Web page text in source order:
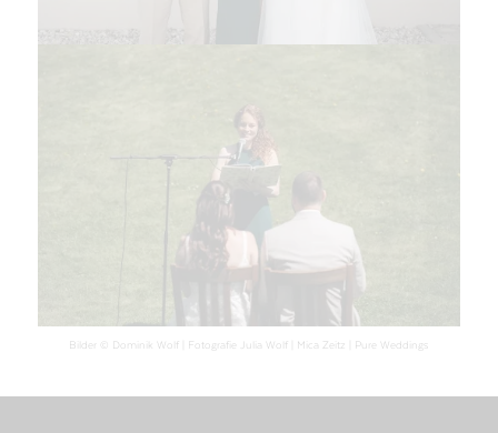
Bilder © Dominik Wolf | Fotografie Julia Wolf | Mica Zeitz | Pure Weddings